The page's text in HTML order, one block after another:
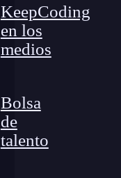
KeepCoding
en los
medios
Bolsa
de
talento